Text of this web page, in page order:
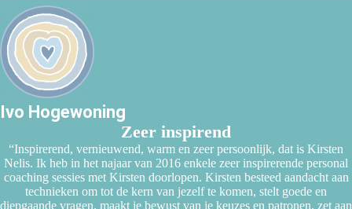
Ivo Hogewoning
Zeer inspirend
“Inspirerend, vernieuwend, warm en zeer persoonlijk, dat is Kirsten
Nelis. Ik heb in het najaar van 2016 enkele zeer inspirerende personal
coaching sessies met Kirsten doorlopen. Kirsten besteed aandacht aan
technieken om tot de kern van jezelf te komen, stelt goede en
diepgaande vragen, maakt je bewust van je keuzes en patronen, zet aan